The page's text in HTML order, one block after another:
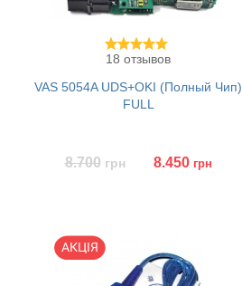
18 отзывов
VAS 5054A UDS+OKI (Полный Чип)
FULL
8.700 грн 8.450 грн